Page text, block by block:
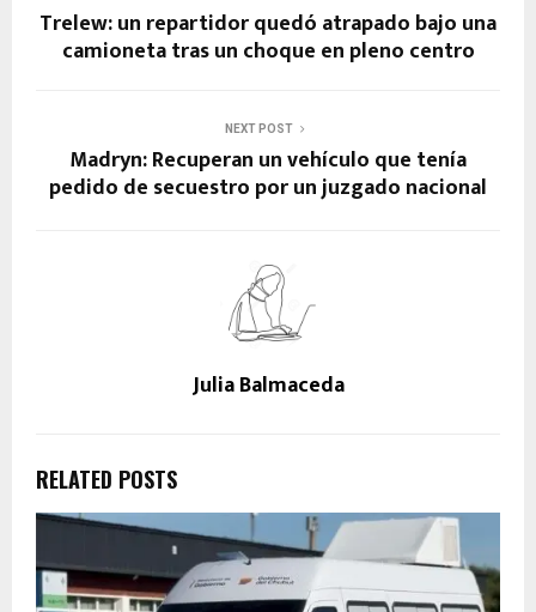
Trelew: un repartidor quedó atrapado bajo una
camioneta tras un choque en pleno centro
NEXT POST
Madryn: Recuperan un vehículo que tenía
pedido de secuestro por un juzgado nacional
Julia Balmaceda
RELATED POSTS